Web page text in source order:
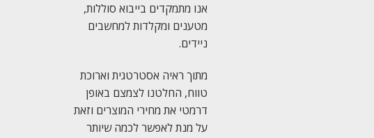
אנו מתמקדים בייבוא סוללות,
מטענים ומקלדות למחשבים
ניידים.
מתוך ראיה אסטרטגית וארוכת
טווח, החלטנו לצמצם באופן
דרמטי את מחירי המוצרים וזאת
על מנת לאפשר לכמה שיותר